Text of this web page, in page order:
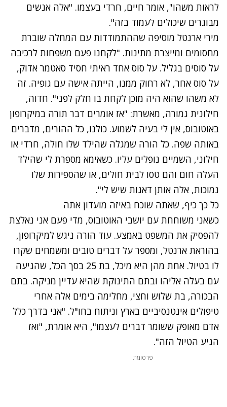
לראות משהו", אומר חיים, חרדי בעצמו. "אלה אנשים
מבוגרים שיכולים לעמוד בזה".
מירי ארנטל מוסיפה שההתמודדות עם המחלה שוברת
מחסומים ומייצרת מתינות. "לקחנו פעם משפחות לרכיבה
על סוסים בגליל. על סוס אחד ראיתי חסיד סאטמר אדוק,
על סוס אחר, לא רחוק ממנו, הייתה אישה עם גופיה. זה
לא משהו שהוא היה מוכן לקחת בו חלק לפני". חדוה,
חילונית גמורה, מאשרת: "אז אומרים דבר תורה במיקרופון
באוטובוס, אין לי בעיה לשמוע. כולנו, כל ההורים, מדברים
באותה שפה. כל הורה שמגלה שהילד שלו חולה, חרדי או
חילוני, השמיים נופלים עליו. כשאימא מספרת לי שהילד
העלה חום והם טסו לבית חולים, או שהספירות שלו
נמוכות, אלה אותן דאגות שיש לי".
כל כך כיף, שאתה שוכח באיזה מועדון אתה
כשאני משוחחת עם יושבי האוטובוס, מדי פעם אני נאלצת
להפסיק את המשפט באמצע. עוד הורה ניגש למיקרופון,
בהוראת ארנטל, ומספר על דברים טובים ומשמחים שקרו
לו בטיול. אחת מהן היא מיכל, בת 25 בסך הכל, שהגיעה
עם בעלה אליהו ובתם התינוקת שהיא עדיין מניקה. בתם
הבכורה, בת שלוש וחצי, מחלימה בימים אלה אחרי
טיפולים אינטנסיביים בארץ וניתוח בחו"ל. "אני בדרך כלל
אדם מאופק ששומר דברים לעצמו", היא אומרת, "ואז
הגיע הטיול הזה".
פרסומת